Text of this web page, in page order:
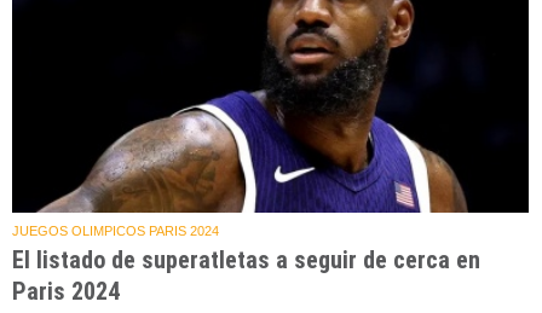
JUEGOS OLIMPICOS PARIS 2024
El listado de superatletas a seguir de cerca en
Paris 2024